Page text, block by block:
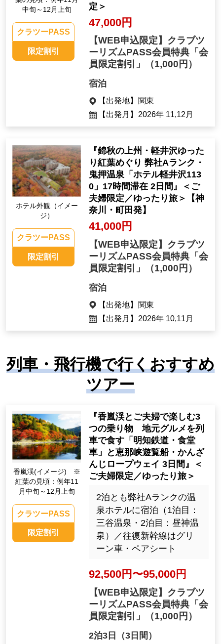
中旬～12月上旬
クラツーPASS
限定割引
定＞
47,000円
【WEB申込限定】クラブツ
ーリズムPASS会員特典「会
員限定割引」
（1,000円）
宿泊
【出発地】 関東
【出発月】 2026年 11,12月
ホテル外観（イメー
ジ）
クラツーPASS
限定割引
『錦秋の上州・軽井沢ゆった
り紅葉めぐり 弊社Aランク・
鬼押温泉「ホテル軽井沢113
0」17時間滞在 2日間』＜ご
夫婦限定／ゆったり旅＞【神
奈川・町田発】
41,000円
【WEB申込限定】クラブツ
ーリズムPASS会員特典「会
員限定割引」
（1,000円）
宿泊
【出発地】 関東
【出発月】 2026年 10,11月
列車・飛行機で行くおすすめ
ツアー
香嵐渓(イメージ) ※
紅葉の見頃：例年11
月中旬～12月上旬
クラツーPASS
限定割引
『香嵐渓とご夫婦で楽しむ3
つの乗り物 地元グルメを列
車で食す「明知鉄道・食堂
車」と恵那峡遊覧船・かんざ
んじロープウェイ 3日間』＜
ご夫婦限定／ゆったり旅＞
2泊とも弊社Aランクの温
泉ホテルに宿泊（1泊目：
三谷温泉・2泊目：昼神温
泉）／往復新幹線はグリ
ーン車・ペアシート
92,500円〜95,000円
【WEB申込限定】クラブツ
ーリズムPASS会員特典「会
員限定割引」
（1,000円）
2泊3日（3日間）